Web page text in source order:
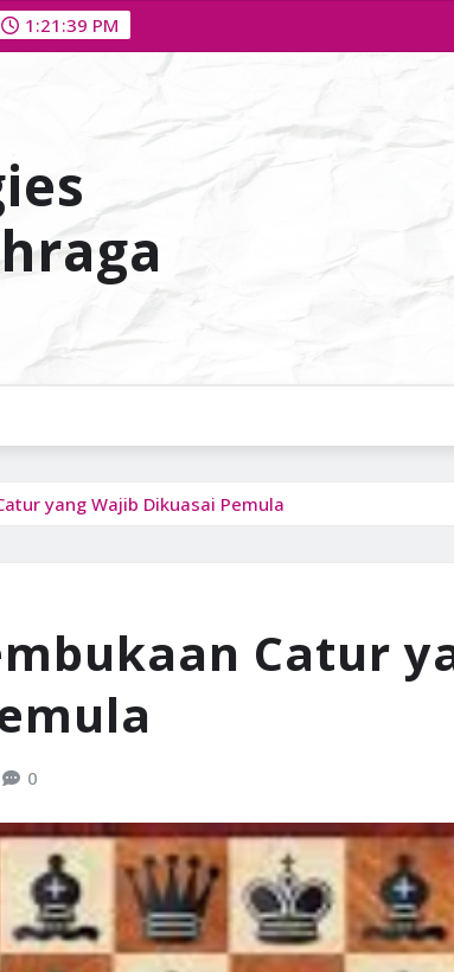
1:21:40 PM
yang Wajib Dikuasai Pemula
Catur
0